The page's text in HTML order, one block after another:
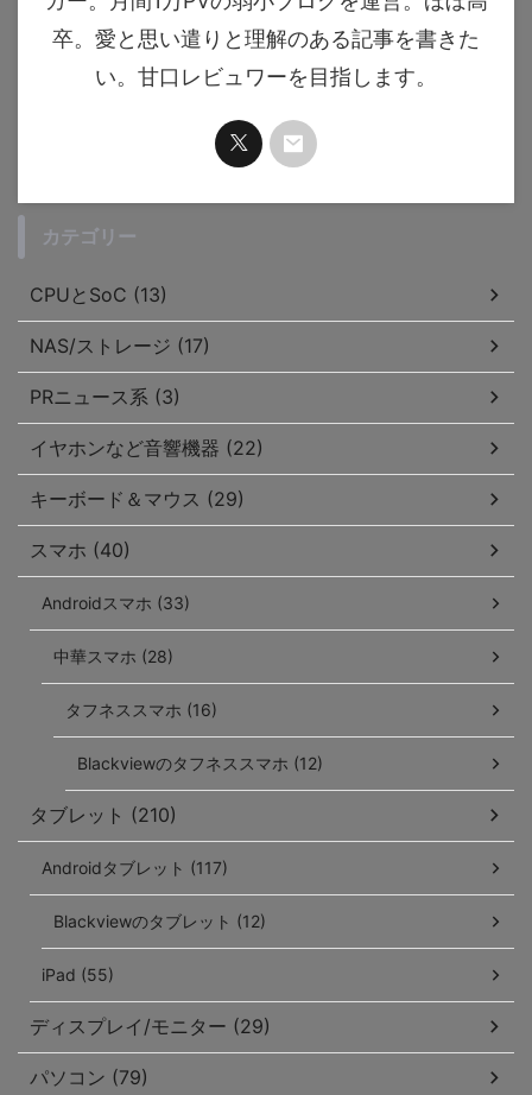
卒。愛と思い遣りと理解のある記事を書きた
い。甘口レビュワーを目指します。
カテゴリー
CPUとSoC (13)
NAS/ストレージ (17)
PRニュース系 (3)
イヤホンなど音響機器 (22)
キーボード＆マウス (29)
スマホ (40)
Androidスマホ (33)
中華スマホ (28)
タフネススマホ (16)
Blackviewのタフネススマホ (12)
タブレット (210)
Androidタブレット (117)
Blackviewのタブレット (12)
iPad (55)
ディスプレイ/モニター (29)
パソコン (79)